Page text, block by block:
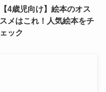
【4歳児向け】絵本のオス
スメはこれ！人気絵本をチ
ェック